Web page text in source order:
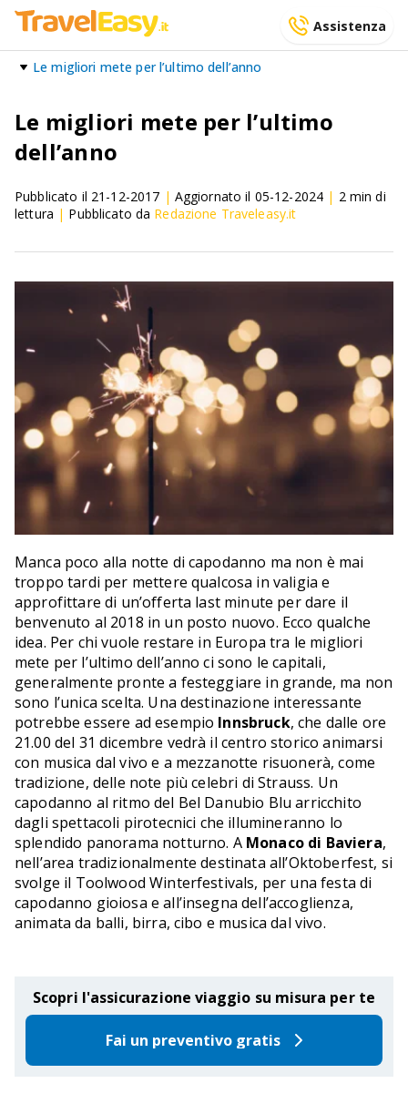
Assistenza
Le migliori mete per l’ultimo dell’anno
Le migliori mete per l’ultimo
dell’anno
Pubblicato il 21-12-2017 | Aggiornato il 05-12-2024 | 2min di
lettura | Pubblicato da Redazione Traveleasy.it
Manca poco alla notte di capodanno ma non è mai
troppo tardi per mettere qualcosa in valigia e
approfittare di un’offerta last minute per dare il
benvenuto al 2018 in un posto nuovo. Ecco qualche
idea. Per chi vuole restare in Europa tra le migliori
mete per l’ultimo dell’anno ci sono le capitali,
generalmente pronte a festeggiare in grande, ma non
sono l’unica scelta. Una destinazione interessante
potrebbe essere ad esempio Innsbruck, che dalle ore
21.00 del 31 dicembre vedrà il centro storico animarsi
con musica dal vivo e a mezzanotte risuonerà, come
tradizione, delle note più celebri di Strauss. Un
capodanno al ritmo del Bel Danubio Blu arricchito
dagli spettacoli pirotecnici che illumineranno lo
splendido panorama notturno. A Monaco di Baviera,
nell’area tradizionalmente destinata all’Oktoberfest, si
svolge il Toolwood Winterfestivals, per una festa di
capodanno gioiosa e all’insegna dell’accoglienza,
animata da balli, birra, cibo e musica dal vivo.
Scopri l'assicurazione viaggio su misura per te
Fai un preventivo gratis